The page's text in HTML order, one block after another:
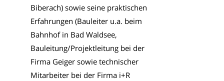
Biberach) sowie seine praktischen
Erfahrungen (Bauleiter u.a. beim
Bahnhof in Bad Waldsee,
Bauleitung/Projektleitung bei der
Firma Geiger sowie technischer
Mitarbeiter bei der Firma i+R